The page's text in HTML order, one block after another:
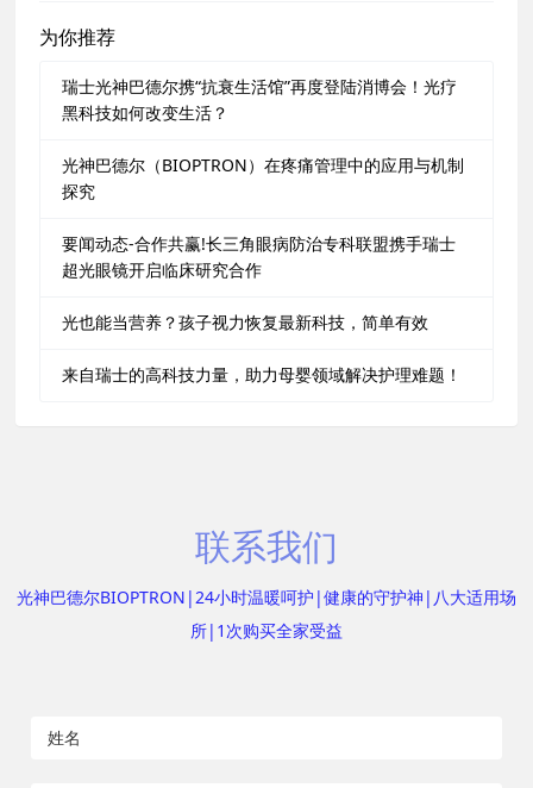
为你推荐
瑞士光神巴德尔携“抗衰生活馆”再度登陆消博会！光疗
黑科技如何改变生活？
光神巴德尔（BIOPTRON）在疼痛管理中的应用与机制
探究
要闻动态-合作共赢!长三角眼病防治专科联盟携手瑞士
超光眼镜开启临床研究合作
光也能当营养？孩子视力恢复最新科技，简单有效
来自瑞士的高科技力量，助力母婴领域解决护理难题！
联系我们
光神巴德尔BIOPTRON|24小时温暖呵护|健康的守护神|八大适用场
所|1次购买全家受益